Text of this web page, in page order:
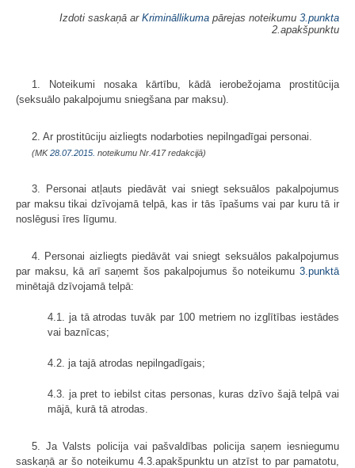
Izdoti saskaņā ar Krimināllikuma pārejas noteikumu 3.punkta
2.apakšpunktu
1. Noteikumi nosaka kārtību, kādā ierobežojama prostitūcija
(seksuālo pakalpojumu sniegšana par maksu).
2. Ar prostitūciju aizliegts nodarboties nepilngadīgai personai.
(MK28.07.2015. noteikumu Nr.417 redakcijā)
3. Personai atļauts piedāvāt vai sniegt seksuālos pakalpojumus
par maksu tikai dzīvojamā telpā, kas ir tās īpašums vai par kuru tā ir
noslēgusi īres līgumu.
4. Personai aizliegts piedāvāt vai sniegt seksuālos pakalpojumus
par maksu, kā arī saņemt šos pakalpojumus šo noteikumu 3.punktā
minētajā dzīvojamā telpā:
4.1. ja tā atrodas tuvāk par 100 metriem no izglītības iestādes
vai baznīcas;
4.2. ja tajā atrodas nepilngadīgais;
4.3. ja pret to iebilst citas personas, kuras dzīvo šajā telpā vai
mājā, kurā tā atrodas.
5. Ja Valsts policija vai pašvaldības policija saņem iesniegumu
saskaņā ar šo noteikumu 4.3.apakšpunktu un atzīst to par pamatotu,